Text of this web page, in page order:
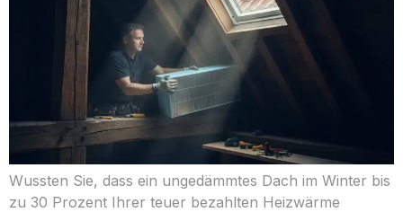
Wussten Sie, dass ein ungedämmtes Dach im Winter bis
zu 30 Prozent Ihrer teuer bezahlten Heizwärme